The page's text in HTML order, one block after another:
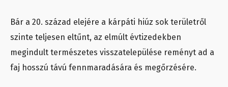
Bár a 20. század elejére a kárpáti hiúz sok területről
szinte teljesen eltűnt, az elmúlt évtizedekben
megindult természetes visszatelepülése reményt ad a
faj hosszú távú fennmaradására és megőrzésére.